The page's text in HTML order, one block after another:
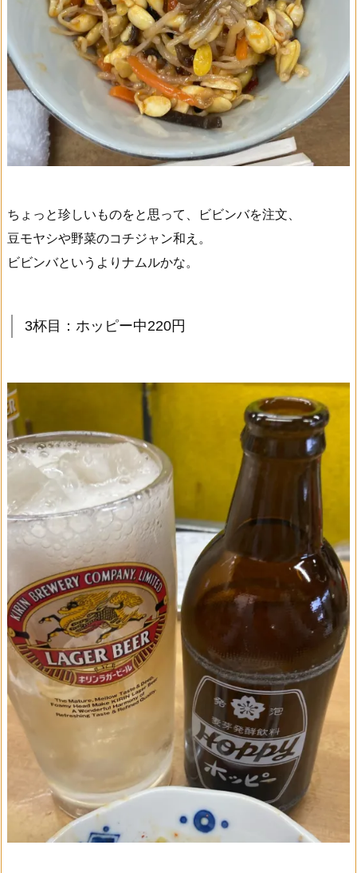
ちょっと珍しいものをと思って、ビビンバを注文、
豆モヤシや野菜のコチジャン和え。
ビビンバというよりナムルかな。
3杯目：ホッピー中220円